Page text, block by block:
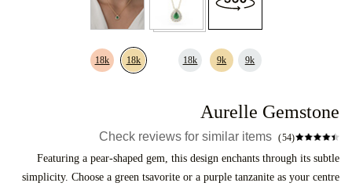
9k
9k
18k
18k
18k
Aurelle Gemstone
(54)
Check reviews for similar items
Featuring a pear-shaped gem, this design enchants through its subtle
simplicity. Choose a green tsavorite or a purple tanzanite as your centre